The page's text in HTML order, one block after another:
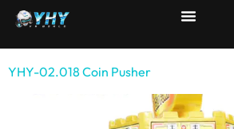
YHY-02.018 Coin Pusher